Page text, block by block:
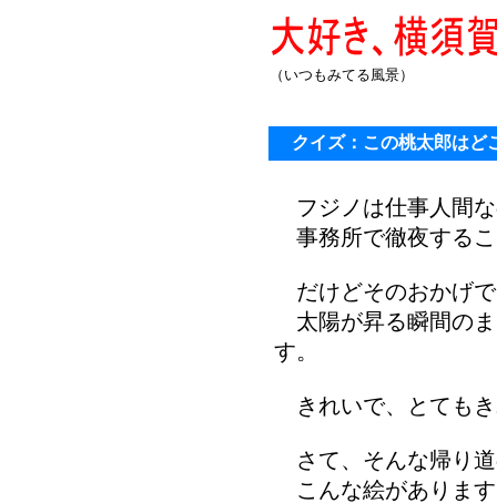
（いつもみてる風景）
クイズ：この桃太郎はど
フジノは仕事人間
事務所で徹夜する
だけどそのおかげで
太陽が昇る瞬間の
す。
きれいで、とても
さて、そんな帰り
こんな絵がありま